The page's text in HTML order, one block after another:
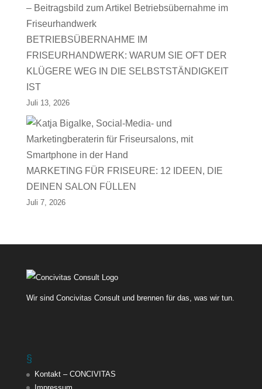
BETRIEBSÜBERNAHME IM
FRISEURHANDWERK: WARUM SIE OFT DER
KLÜGERE WEG IN DIE SELBSTSTÄNDIGKEIT
IST
Juli 13, 2026
MARKETING FÜR FRISEURE: 12 IDEEN, DIE
DEINEN SALON FÜLLEN
Juli 7, 2026
Wir sind Concivitas Consult und brennen für das, was wir tun.
§
Kontakt – CONCIVITAS